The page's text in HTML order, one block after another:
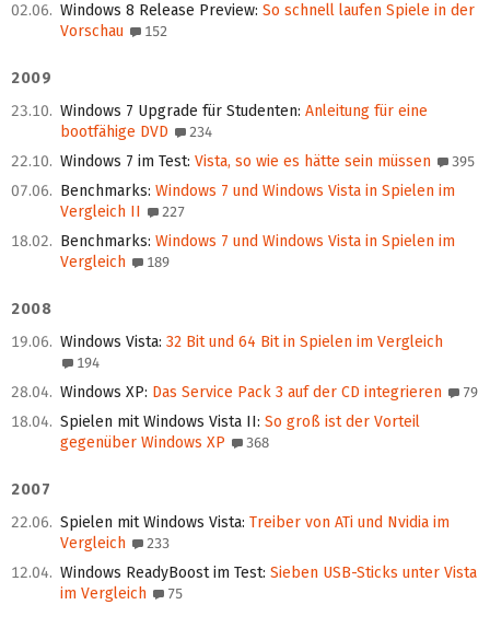
02.06. Windows 8 Release Preview: So schnell laufen Spiele in der
Vorschau
152
2009
23.10. Windows 7 Upgrade für Studenten: Anleitung für eine
bootfähige DVD
234
22.10. Windows 7 im Test: Vista, so wie es hätte sein müssen 395
07.06. Benchmarks: Windows 7 und Windows Vista in Spielen im
Vergleich II
227
18.02. Benchmarks: Windows 7 und Windows Vista in Spielen im
Vergleich
189
2008
19.06. Windows Vista: 32 Bit und 64 Bit in Spielen im Vergleich
194
28.04. Windows XP: Das Service Pack 3 auf der CD integrieren 79
18.04. Spielen mit Windows Vista II: So groß ist der Vorteil
gegenüber Windows XP
368
2007
22.06. Spielen mit Windows Vista: Treiber von ATi und Nvidia im
Vergleich
233
12.04. Windows ReadyBoost im Test: Sieben USB-Sticks unter Vista
im Vergleich
75